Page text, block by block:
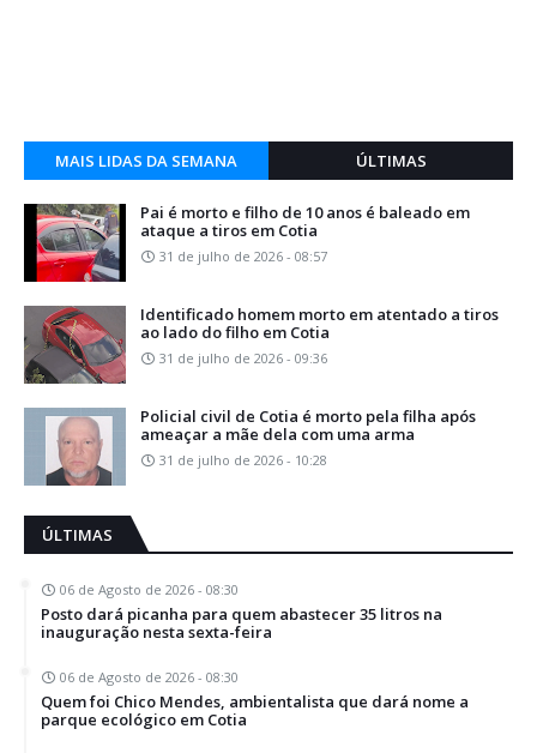
MAIS LIDAS DA SEMANA ÚLTIMAS
Pai é morto e filho de 10 anos é baleado em
ataque a tiros em Cotia
31 de julho de 2026 - 08:57
Identificado homem morto em atentado a tiros
ao lado do filho em Cotia
31 de julho de 2026 - 09:36
Policial civil de Cotia é morto pela filha após
ameaçar a mãe dela com uma arma
31 de julho de 2026 - 10:28
ÚLTIMAS
06 de Agosto de 2026 - 08:30
Posto dará picanha para quem abastecer 35 litros na
inauguração nesta sexta-feira
06 de Agosto de 2026 - 08:30
Quem foi Chico Mendes, ambientalista que dará nome a
parque ecológico em Cotia